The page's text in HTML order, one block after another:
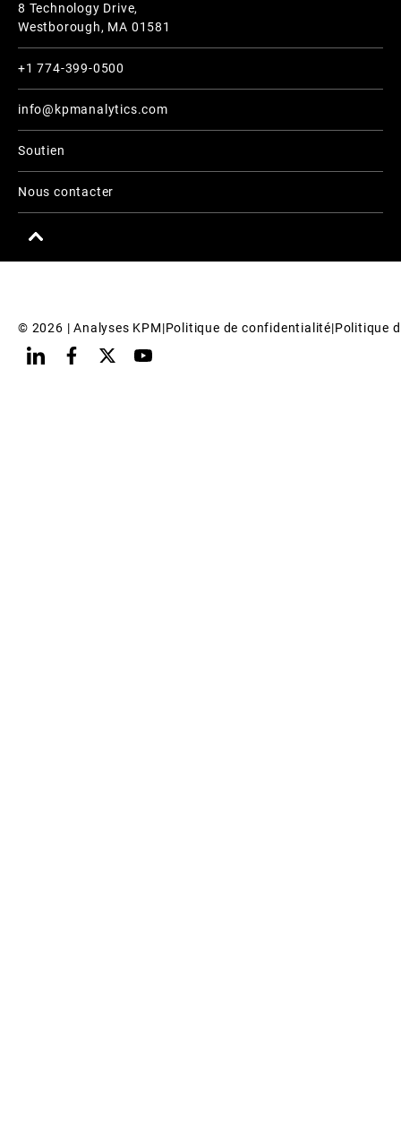
8 Technology Drive,
Westborough, MA 01581
+1 774-399-0500
info@kpmanalytics.com
Soutien
Nous contacter
© 2026 | Analyses KPM|Politique de confidentialité|Politique